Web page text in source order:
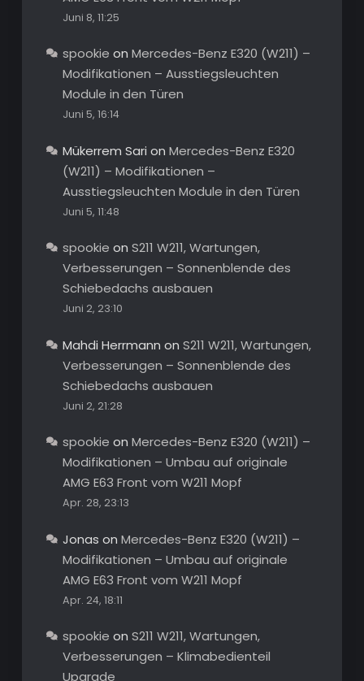
Juni 8, 11:25
spookie on Mercedes-Benz E320 (W211) –
Modifikationen – Ausstiegsleuchten
Module in den Türen
Juni 5, 16:14
Mükerrem Sari on Mercedes-Benz E320
(W211) – Modifikationen –
Ausstiegsleuchten Module in den Türen
Juni 5, 11:48
spookie on S211 W211, Wartungen,
Verbesserungen – Sonnenblende des
Schiebedachs ausbauen
Juni 2, 23:10
Mahdi Herrmann on S211 W211, Wartungen,
Verbesserungen – Sonnenblende des
Schiebedachs ausbauen
Juni 2, 21:28
spookie on Mercedes-Benz E320 (W211) –
Modifikationen – Umbau auf originale
AMG E63 Front vom W211 Mopf
Apr. 28, 23:13
Jonas on Mercedes-Benz E320 (W211) –
Modifikationen – Umbau auf originale
AMG E63 Front vom W211 Mopf
Apr. 24, 18:11
spookie on S211 W211, Wartungen,
Verbesserungen – Klimabedienteil
Upgrade